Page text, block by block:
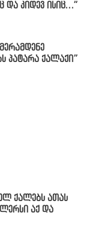
და კიდევ ისიც…”
პატარა ქალაქი”
ქალებს ათას
აქ და